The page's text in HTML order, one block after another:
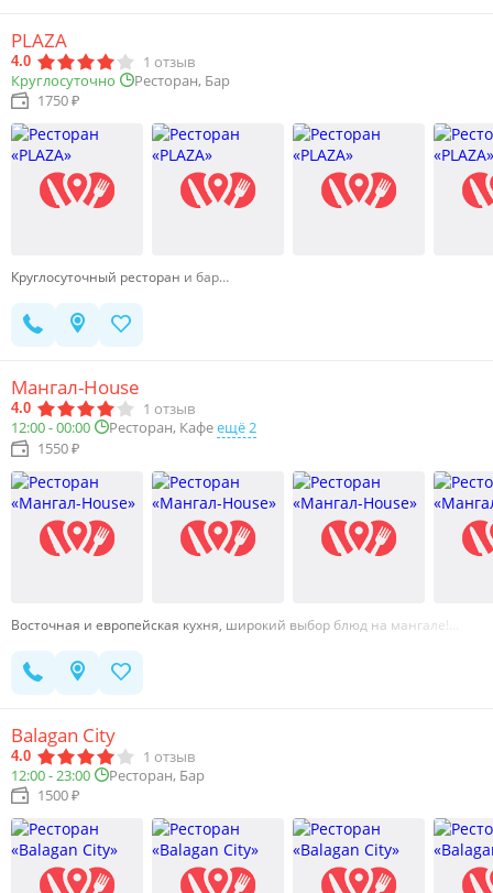
PLAZA
4.0 1 отзыв
Круглосуточно
Ресторан, Бар
1750 ₽
Круглосуточный ресторан и бар…
Мангал-House
4.0 1 отзыв
12:00 - 00:00
Ресторан, Кафеещё 2
1550 ₽
Восточная и европейская кухня, широкий выбор блюд на мангале!…
Balagan City
4.0 1 отзыв
12:00 - 23:00
Ресторан, Бар
1500 ₽